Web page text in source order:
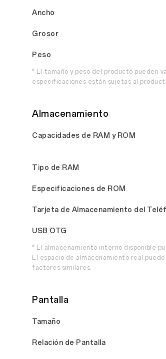
Ancho
Grosor
Peso
* El tamaño y peso del producto pueden
especificaciones están sujetas al
Almacenamiento
Capacidades de RAM y ROM
Tipo de RAM
Especificaciones de ROM
Tarjeta de Almacenamiento del
USB OTG
* El almacenamiento interno disponible
El espacio de almacenamiento real
factores similares.
Pantalla
Tamaño
Relación de Pantalla